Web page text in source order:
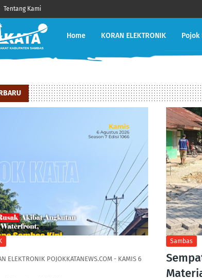
Tentang Kami
Home KORAN ELEKTRONIK Pojok
ELEKTRONIK POJOKKATANEWS.COM - KAMIS 6
Sambas